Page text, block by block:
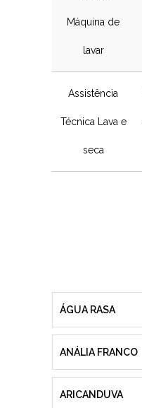
Máquina de
lavar
Assistência
Técnica Lava e
seca
ÁGUA RASA
ANÁLIA FRANCO
ARICANDUVA